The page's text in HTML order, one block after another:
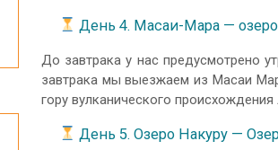
День 4. Масаи-Мара —
До завтрака у нас предусмотрено
завтрака мы выезжаем из Масаи
гору вулканического
День 5. Озеро Накуру —